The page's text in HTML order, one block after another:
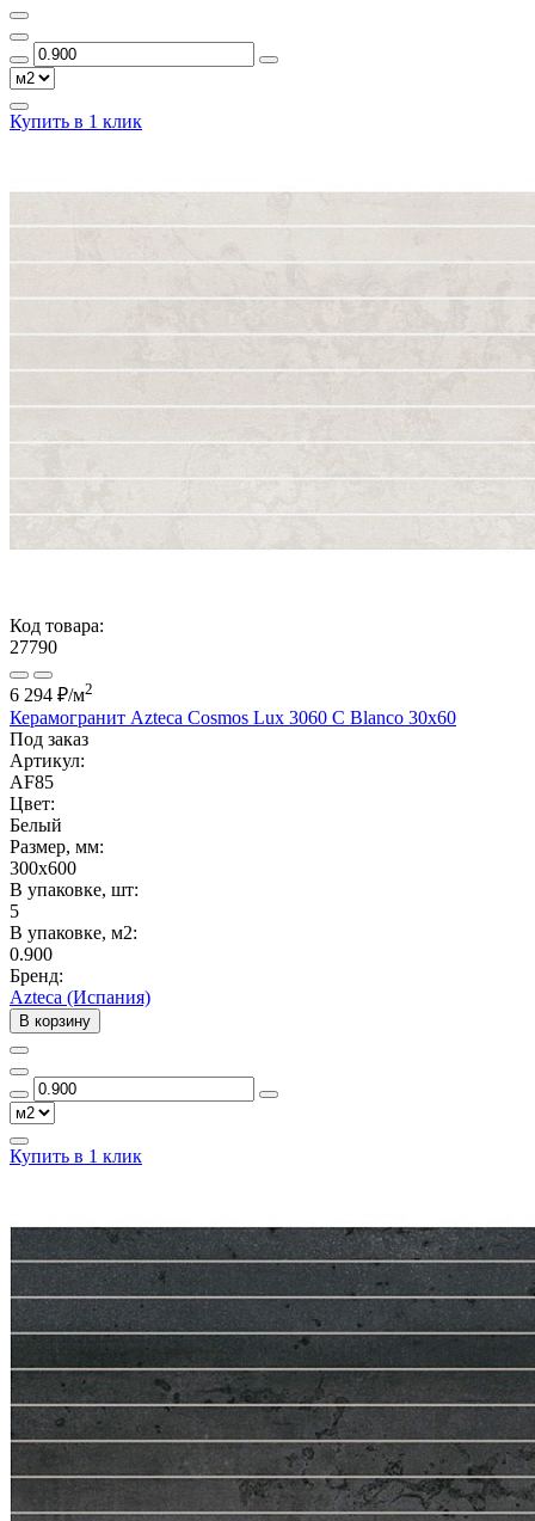
Купить в 1 клик
Код товара:
27790
6 294 ₽/м2
Керамогранит Azteca Cosmos Lux 3060 C Blanco 30х60
Под заказ
Артикул:
AF85
Цвет:
Белый
Размер, мм:
300x600
В упаковке, шт:
5
В упаковке, м2:
0.900
Бренд:
Azteca (Испания)
В корзину
Купить в 1 клик